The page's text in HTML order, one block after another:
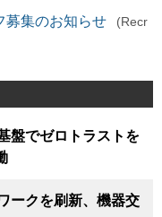
募集のお知らせ
(Recr
盤でゼロトラストを
ークを刷新、機器交